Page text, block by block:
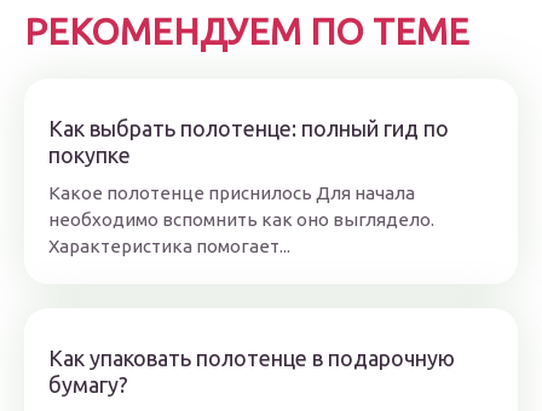
РЕКОМЕНДУЕМ ПО ТЕМЕ
Как выбрать полотенце: полный гид по
покупке
Какое полотенце приснилось Для начала
необходимо вспомнить как оно выглядело.
Характеристика помогает...
Как упаковать полотенце в подарочную
бумагу?